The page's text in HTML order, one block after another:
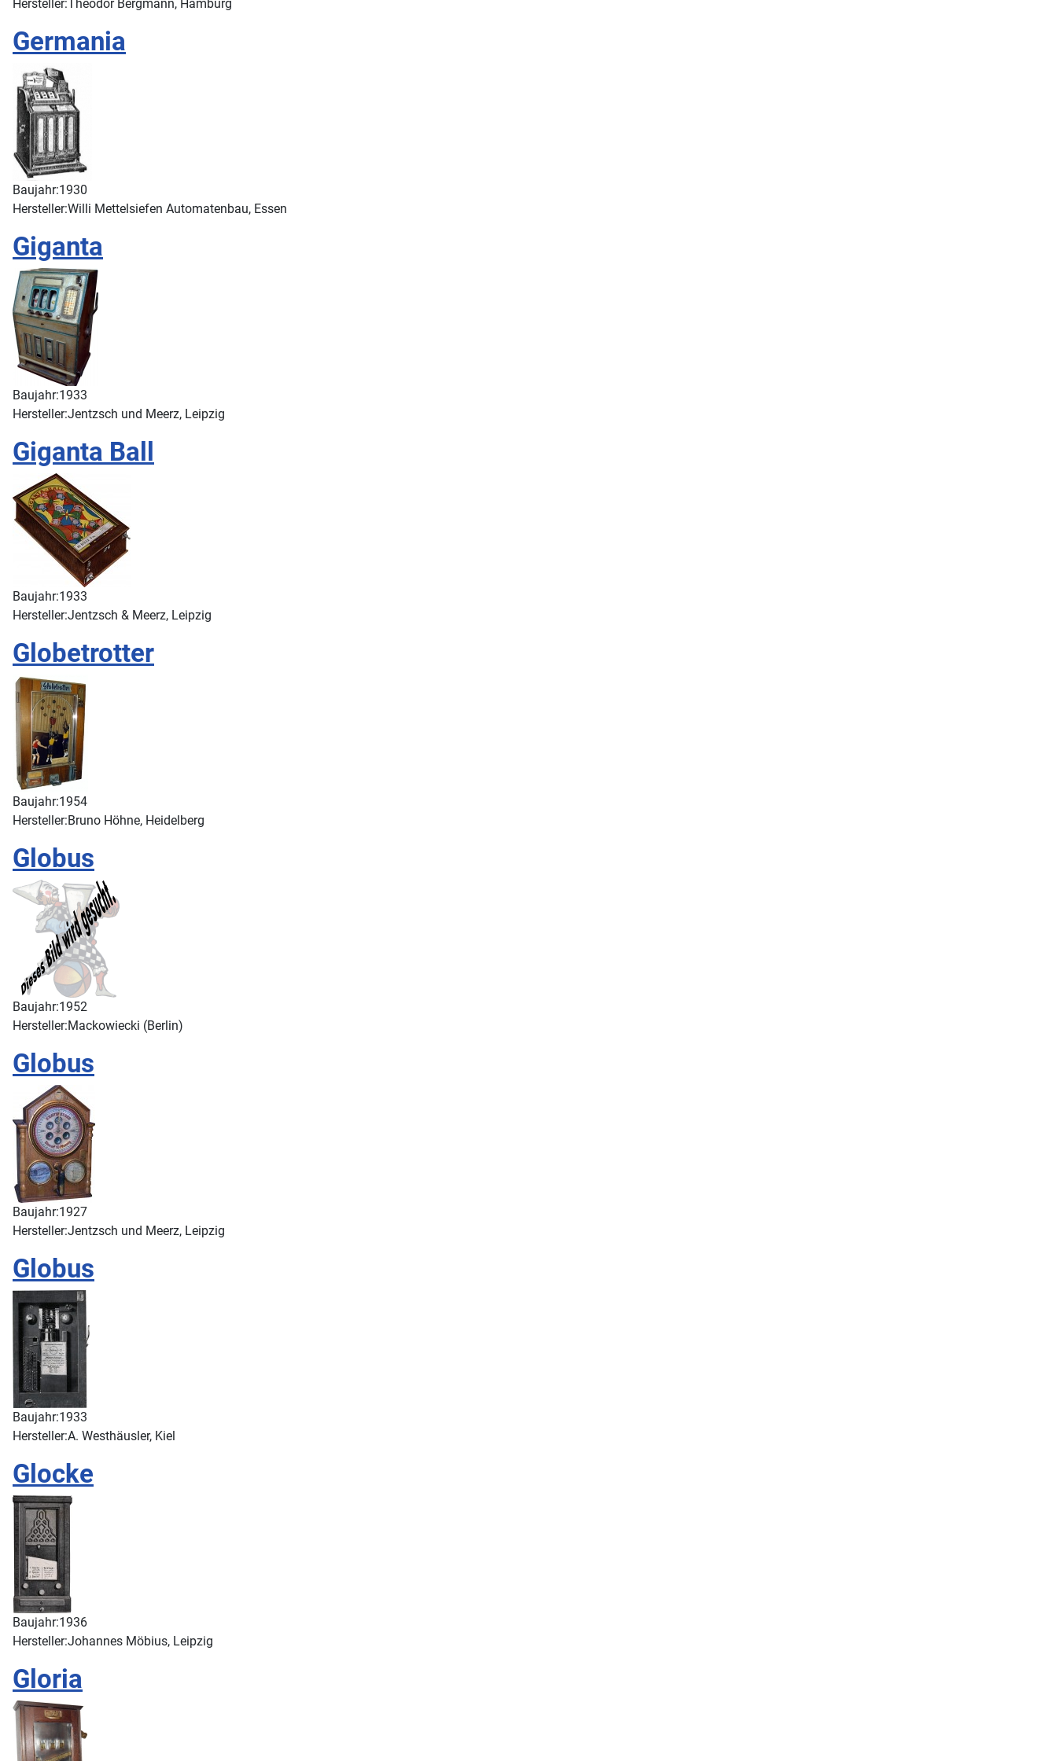
Hersteller: Theodor Bergmann, Hamburg
Germania
Baujahr:1930
Hersteller:Willi Mettelsiefen Automatenbau, Essen
Giganta
Baujahr:1933
Hersteller:Jentzsch und Meerz, Leipzig
Giganta Ball
Baujahr:1933
Hersteller:Jentzsch & Meerz, Leipzig
Globetrotter
Baujahr:1954
Hersteller:Bruno Höhne, Heidelberg
Globus
Baujahr:1952
Hersteller:Mackowiecki (Berlin)
Globus
Baujahr:1927
Hersteller:Jentzsch und Meerz, Leipzig
Globus
Baujahr:1933
Hersteller:A. Westhäusler, Kiel
Glocke
Baujahr:1936
Hersteller:Johannes Möbius, Leipzig
Gloria